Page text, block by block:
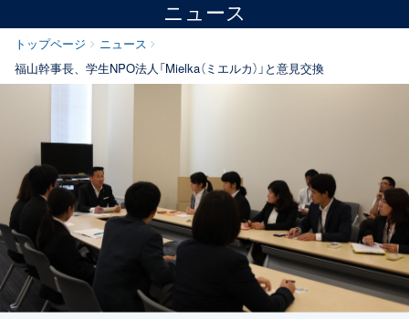
ニュース
トップページ
ニュース
福山幹事長、学生NPO法人「Mielka（ミエルカ）」と意見交換